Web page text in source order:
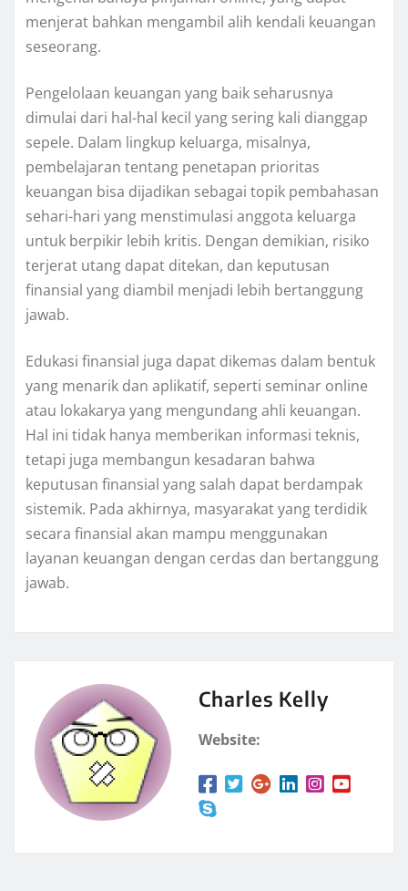
menjerat bahkan mengambil alih kendali keuangan
seseorang.
Pengelolaan keuangan yang baik seharusnya
dimulai dari hal-hal kecil yang sering kali dianggap
sepele. Dalam lingkup keluarga, misalnya,
pembelajaran tentang penetapan prioritas
keuangan bisa dijadikan sebagai topik pembahasan
sehari-hari yang menstimulasi anggota keluarga
untuk berpikir lebih kritis. Dengan demikian, risiko
terjerat utang dapat ditekan, dan keputusan
finansial yang diambil menjadi lebih bertanggung
jawab.
Edukasi finansial juga dapat dikemas dalam bentuk
yang menarik dan aplikatif, seperti seminar online
atau lokakarya yang mengundang ahli keuangan.
Hal ini tidak hanya memberikan informasi teknis,
tetapi juga membangun kesadaran bahwa
keputusan finansial yang salah dapat berdampak
sistemik. Pada akhirnya, masyarakat yang terdidik
secara finansial akan mampu menggunakan
layanan keuangan dengan cerdas dan bertanggung
jawab.
Charles Kelly
Website: